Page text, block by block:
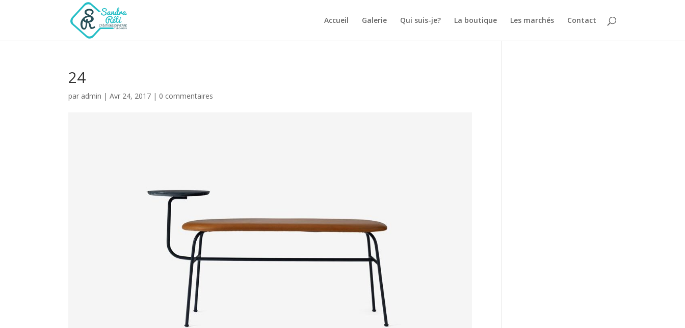
Accueil Galerie Qui suis-je? La boutique Les marchés Contact
24
par admin |Avr 24, 2017 | 0 commentaires